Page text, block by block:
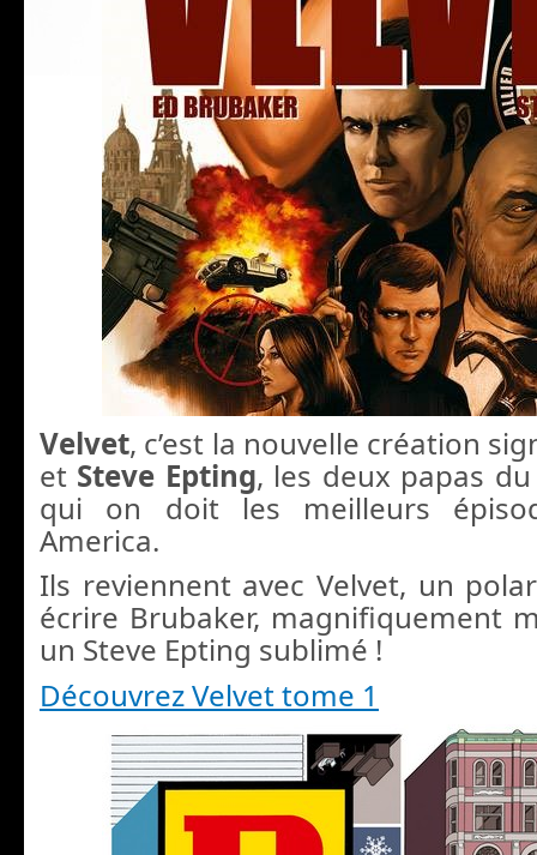
Velvet, c’est la nouvelle création
et Steve Epting, les deux papas
qui on doit les meilleurs
America.
Ils reviennent avec Velvet, un
écrire Brubaker, magnifiquement
un Steve Epting sublimé !
Découvrez Velvet tome 1